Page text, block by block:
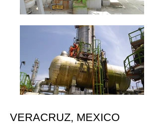
VERACRUZ, MEXICO